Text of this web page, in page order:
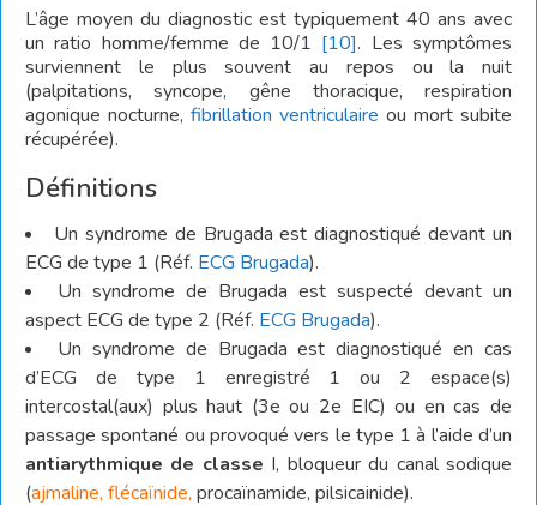
L’âge moyen du diagnostic est typiquement 40 ans avec
un ratio homme/femme de 10/1 [10]. Les symptômes
surviennent le plus souvent au repos ou la nuit
(palpitations, syncope, gêne thoracique, respiration
agonique nocturne, fibrillation ventriculaire ou mort subite
récupérée).
Définitions
Un syndrome de Brugada est diagnostiqué devant un
ECG de type 1 (Réf. ECG Brugada).
Un syndrome de Brugada est suspecté devant un
aspect ECG de type 2 (Réf. ECG Brugada).
Un syndrome de Brugada est diagnostiqué en cas
d’ECG de type 1 enregistré 1 ou 2 espace(s)
intercostal(aux) plus haut (3e ou 2e EIC) ou en cas de
passage spontané ou provoqué vers le type 1 à l’aide d’un
antiarythmique de classe I, bloqueur du canal sodique
(ajmaline, flécaïnide, procaïnamide, pilsicainide).